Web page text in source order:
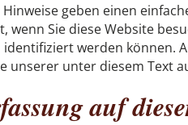
geben einen
wenn Sie diese Website
identifiziert werden können.
unserer unter diesem Text
auf